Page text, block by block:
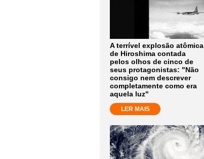
A terrível explosão atômica
de Hiroshima contada
pelos olhos de cinco de
seus protagonistas: "Não
consigo nem descrever
completamente como era
aquela luz"
LER MAIS